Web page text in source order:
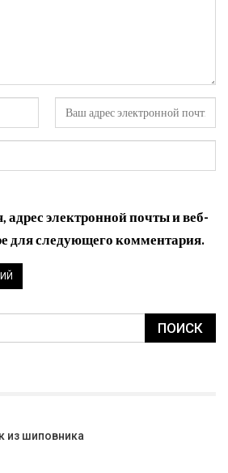
адрес электронной почты и веб-
для следующего комментария.
из шиповника